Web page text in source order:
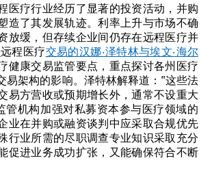
医疗行业经历了显著的投资活动，并购
造了其发展轨迹。利率上升与市场不确
放缓，但存续企业间仍存在远程医疗并
远程医疗交易的汉娜·泽特林与埃文·海尔
健康交易监管要点，重点探讨各州医疗
易架构的影响。泽特林解释道："这些法
易方营收或预期增长外，通常不设重大
管机构加强对私募资本参与医疗领域的
业在并购或融资谈判中应采取合规优先
行业所需的尽职调查专业知识采取充分
促进业务成功扩张，又能确保符合不断